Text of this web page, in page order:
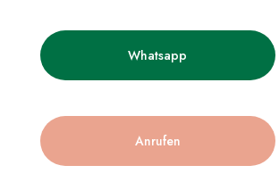
Whatsapp
Anrufen